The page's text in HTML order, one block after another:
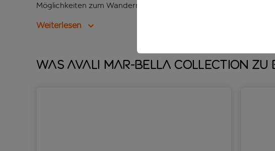
Möglichkeiten zum Wandern und Radfahren in der Nähe. Eine
Weiterlesen
Was Avali Mar-Bella Collection zu